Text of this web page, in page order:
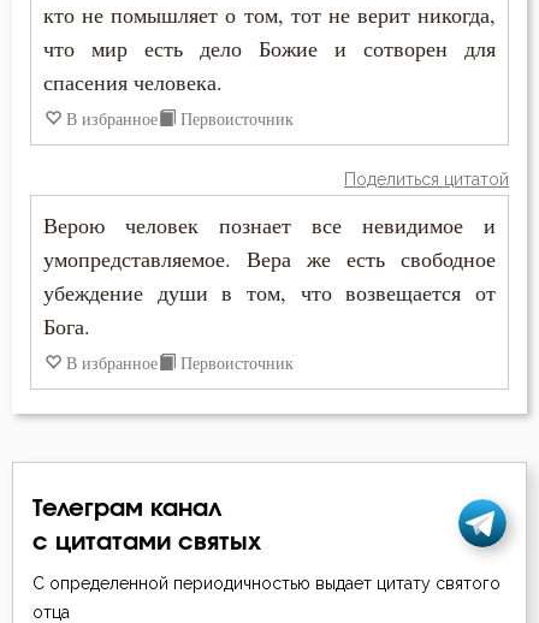
Воплощение
Высокомерие
Гнев
Грех
Девство
Добродетель
Дух Святой
Иоанн Лествичник
Иосиф Оптинский (Литовкин)
Исидор Пелусиот
Кирилл Иерусалимский
Климент Римский
Лев Оптинский (Наголкин)
Максим Исповедник
Марк Подвижник
кто не помышляет о том, тот не верит никогда,
что мир есть дело Божие и сотворен для
спасения человека.
В избранное Первоисточник
Поделиться цитатой
Верою человек познает все невидимое и
умопредставляемое. Вера же есть свободное
убеждение души в том, что возвещается от
Бога.
В избранное Первоисточник
Телеграм канал
с цитатами святых
С определенной периодичностью выдает цитату святого
отца